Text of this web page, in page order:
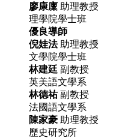
廖康廩 助理教授
理學院學士班
優良導師
倪娃法 助理教授
文學院學士班
林建廷 副教授
英美語文學系
林德祐 副教授
法國語文學系
陳家豪 助理教授
歷史研究所